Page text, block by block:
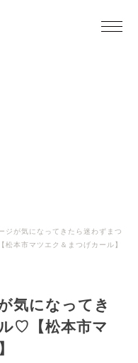
ジが気になってきたら迷わずまつ
松本市マツエク＆まつげカール】
気になってき
♡【松本市マ